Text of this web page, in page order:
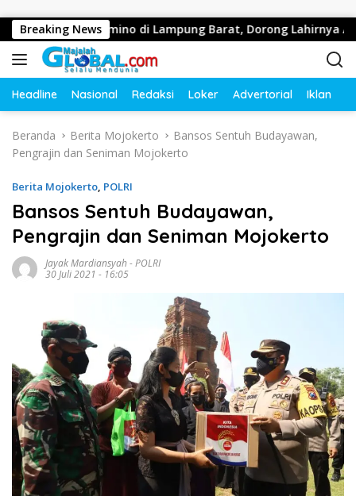
Breaking News
Olahraga Domino di Lampung Barat, Dorong Lahirnya Atlet
Headline Nasional Redaksi Loker Advertorial Iklan
Beranda Berita Mojokerto
Bansos Sentuh Budayawan,
Pengrajin dan Seniman Mojokerto
Berita Mojokerto, POLRI
Bansos Sentuh Budayawan,
Pengrajin dan Seniman Mojokerto
Jayak Mardiansyah -POLRI
30 Juli 2021 - 16:05